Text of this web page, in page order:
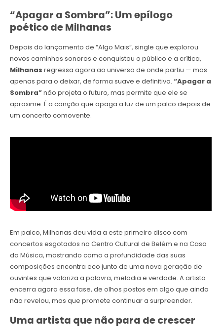
“Apagar a Sombra”: Um epílogo
poético de Milhanas
Depois do lançamento de “Algo Mais”, single que explorou
novos caminhos sonoros e conquistou o público e a crítica,
Milhanas regressa agora ao universo de onde partiu — mas
apenas para o deixar, de forma suave e definitiva. “Apagar a
Sombra”não projeta o futuro, mas permite que ele se
aproxime. É a canção que apaga a luz de um palco depois de
um concerto comovente.
Em palco, Milhanas deu vida a este primeiro disco com
concertos esgotados no Centro Cultural de Belém e na Casa
da Música, mostrando como a profundidade das suas
composições encontra eco junto de uma nova geração de
ouvintes que valoriza a palavra, melodia e verdade. A artista
encerra agora essa fase, de olhos postos em algo que ainda
não revelou, mas que promete continuar a surpreender.
Uma artista que não para de crescer